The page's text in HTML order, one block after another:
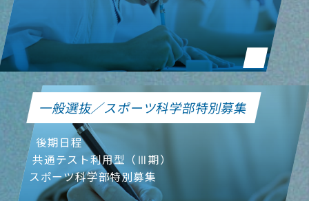
一般選抜／スポーツ科学部特別募集
後期日程
共通テスト利用型（Ⅲ期）
スポーツ科学部特別募集